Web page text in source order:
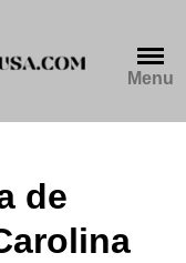
Menu
de